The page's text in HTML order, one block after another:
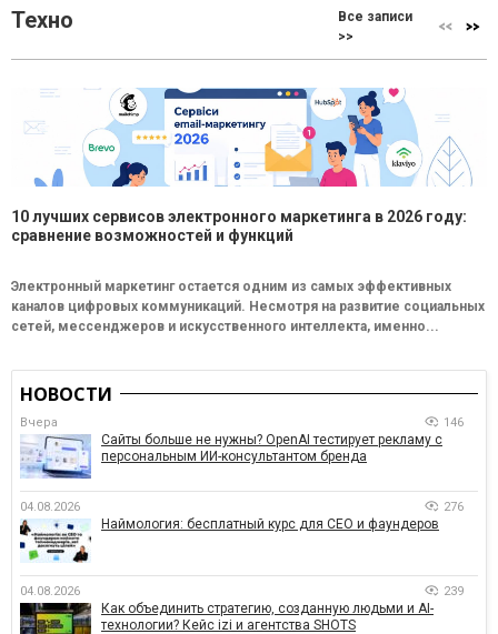
Техно
Все записи
>>
10 лучших сервисов электронного маркетинга в 2026 году:
сравнение возможностей и функций
Электронный маркетинг остается одним из самых эффективных
каналов цифровых коммуникаций. Несмотря на развитие социальных
сетей, мессенджеров и искусственного интеллекта, именно...
НОВОСТИ
Вчера 146
Сайты больше не нужны? OpenAI тестирует рекламу с
персональным ИИ-консультантом бренда
04.08.2026 276
Наймология: бесплатный курс для CEO и фаундеров
04.08.2026 239
Как объединить стратегию, созданную людьми и AI-
технологии? Кейс izi и агентства SHOTS